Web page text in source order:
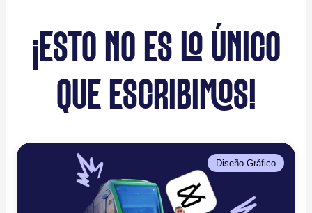
¡ESTO NO ES LO ÚNICO
QUE ESCRIBIMOS!
Diseño Gráfico